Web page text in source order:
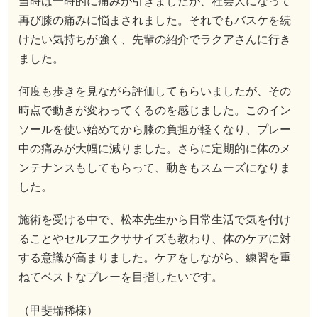
再び膝の痛みに悩まされました。それでもバスケを続
けたい気持ちが強く、先輩の紹介でラクアさんに行き
ました。
何度も歩きを見ながら評価してもらいましたが、その
時点で動きが変わってくるのを感じました。このイン
ソールを使い始めてから膝の負担が軽くなり、プレー
中の痛みが大幅に減りました。さらに定期的に体のメ
ンテナンスもしてもらって、動きもスムーズになりま
した。
施術を受ける中で、松本先生から日常生活で気を付け
ることやセルフエクササイズも教わり、体のケアに対
する意識が高まりました。ケアをしながら、練習を重
ねてベストなプレーを目指したいです。
（甲斐瑞稀様）